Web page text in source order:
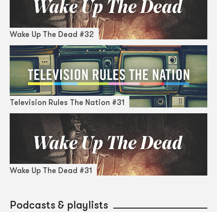
Wake Up The Dead #32
Television Rules The Nation #31
Wake Up The Dead #31
Podcasts & playlists